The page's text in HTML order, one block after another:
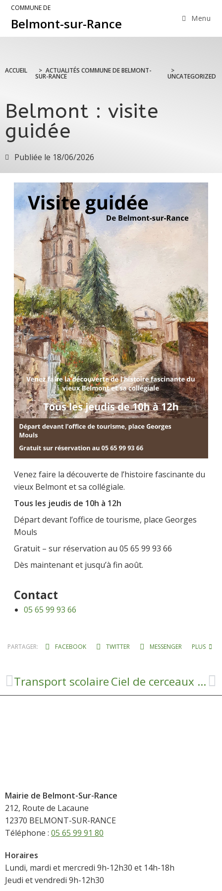
COMMUNE DE
Belmont-sur-Rance Menu
ACCUEIL > ACTUALITÉS COMMUNE DE BELMONT-
SUR-RANCE
>
UNCATEGORIZED
Belmont : visite
guidée
Publiée le 18/06/2026
Venez faire la découverte de l’histoire fascinante du
vieux Belmont et sa collégiale.
Tous les jeudis de 10h à 12h
Départ devant l’office de tourisme, place Georges
Mouls
Gratuit – sur réservation au 05 65 99 93 66
Dès maintenant et jusqu’à fin août.
Contact
05 65 99 93 66
PARTAGER: FACEBOOK TWITTER MESSENGER PLUS
Transport scolaire Ciel de cerceaux en crochet
Mairie de Belmont-Sur-Rance
212, Route de Lacaune
12370 BELMONT-SUR-RANCE
Téléphone : 05 65 99 91 80
Horaires
Lundi, mardi et mercredi 9h-12h30 et 14h-18h
Jeudi et vendredi 9h-12h30